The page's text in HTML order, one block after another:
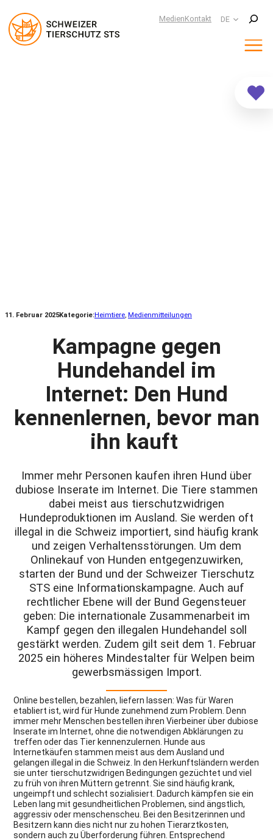
MedienKontakt DE
Suchen
11. Februar 2025Kategorie:Heimtiere, Medienmitteilungen
Kampagne gegen
Hundehandel im
Internet: Den Hund
kennenlernen, bevor man
ihn kauft
Immer mehr Personen kaufen ihren Hund über
dubiose Inserate im Internet. Die Tiere stammen
dabei meist aus tierschutzwidrigen
Hundeproduktionen im Ausland. Sie werden oft
illegal in die Schweiz importiert, sind häufig krank
und zeigen Verhaltensstörungen. Um dem
Onlinekauf von Hunden entgegenzuwirken,
starten der Bund und der Schweizer Tierschutz
STS eine Informationskampagne. Auch auf
rechtlicher Ebene will der Bund Gegensteuer
geben: Die internationale Zusammenarbeit im
Kampf gegen den illegalen Hundehandel soll
gestärkt werden. Zudem gilt seit dem 1. Februar
2025 ein höheres Mindestalter für Welpen beim
gewerbsmässigen Import.
Online bestellen, bezahlen, liefern lassen: Was für Waren
etabliert ist, wird für Hunde zunehmend zum Problem. Denn
immer mehr Menschen bestellen ihren Vierbeiner über dubiose
Inserate im Internet, ohne die notwendigen Abklärungen zu
treffen oder das Tier kennenzulernen. Hunde aus
Internetkäufen stammen meist aus dem Ausland und
gelangen illegal in die Schweiz. In den Herkunftsländern werden
sie unter tierschutzwidrigen Bedingungen gezüchtet und viel
zu früh von ihren Müttern getrennt. Sie sind häufig krank,
ungeimpft und schlecht sozialisiert. Dadurch kämpfen sie ein
Leben lang mit gesundheitlichen Problemen, sind ängstlich,
aggressiv oder menschenscheu. Bei den Besitzerinnen und
Besitzern kann dies nicht nur zu hohen Tierarztkosten,
sondern auch zu Überforderung führen. Entsprechend